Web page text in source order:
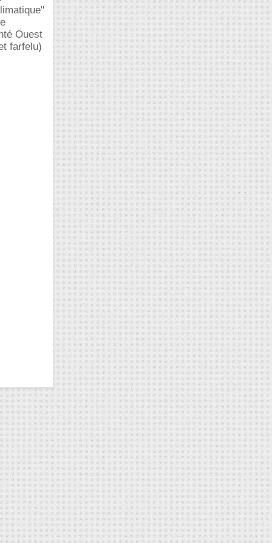
Ouest
farfelu)